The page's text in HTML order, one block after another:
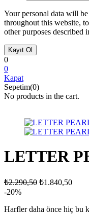
Your personal data will
throughout this website,
other purposes described
0
0
Kapat
Sepetim(0)
No products in the cart.
LETTER
₺2.290,50 ₺1.840,50
-20%
Harfler daha önce hiç bu